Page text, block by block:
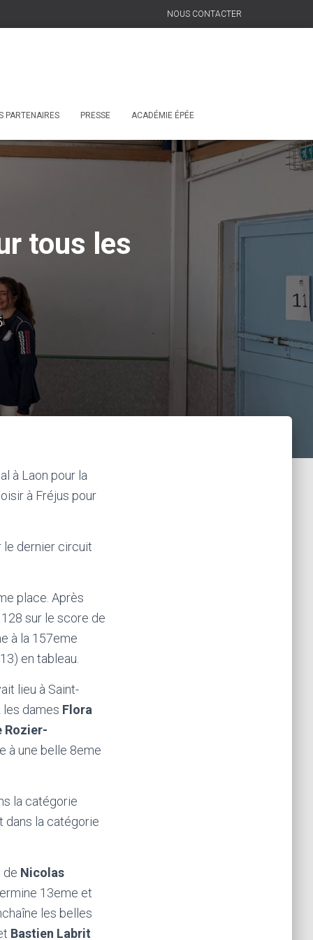
NOUS CONTACTER
PARTENAIRES PRESSE ACADÉMIE ÉPÉE
tous les
à Laon pour la
à Fréjus pour
le dernier circuit
place. Après
sur le score de
à la 157eme
en tableau.
lieu à Saint-
les dames Flora
Rozier-
à une belle 8eme
la catégorie
dans la catégorie
de Nicolas
13eme et
les belles
Bastien Labrit